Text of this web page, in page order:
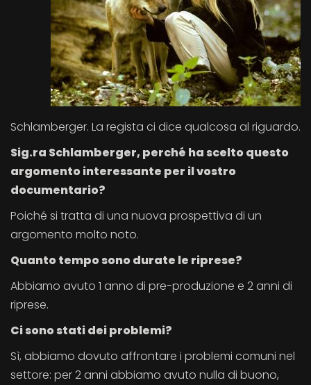
Schlamberger. La regista ci dice qualcosa al riguardo.
Sig.ra Schlamberger, perché ha scelto questo
argomento interessante per il vostro
documentario?
Poiché si tratta di una nuova prospettiva di un
argomento molto noto.
Quanto tempo sono durate le riprese?
Abbiamo avuto 1 anno di pre-produzione e 2 anni di
riprese.
Ci sono stati dei problemi?
Sì, abbiamo dovuto affrontare i problemi comuni nel
settore: per 2 anni abbiamo avuto nulla di buono,